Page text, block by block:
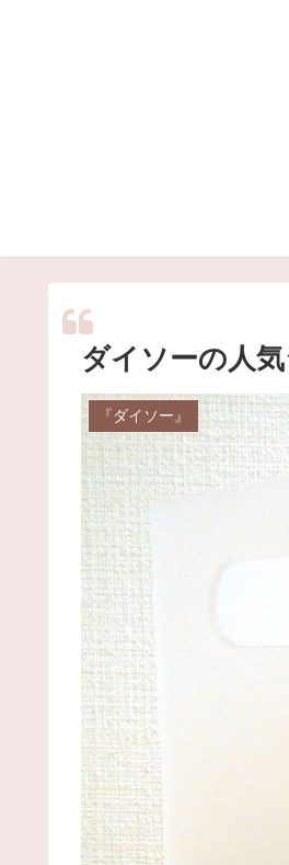
ダイソーの人
『ダイソー』